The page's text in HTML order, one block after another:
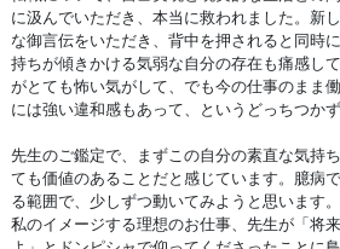
に汲んでいただき、本当に救われました。新
な御言伝をいただき、背中を押されると同時
持ちが傾きかける気弱な自分の存在も痛感し
がとても怖い気がして、でも今の仕事のまま
には強い違和感もあって、というどっちつかず
先生のご鑑定で、まずこの自分の素直な気持
ても価値のあることだと感じています。臆病
る範囲で、少しずつ動いてみようと思います。
私のイメージする理想のお仕事、先生が「将